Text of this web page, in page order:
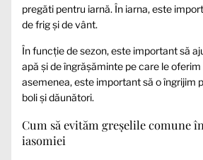
pregăti pentru iarnă. În iarna, este
de frig și de vânt.
În funcție de sezon, este important să
apă și de îngrășăminte pe care le oferim
asemenea, este important să o îngrijim
boli și dăunători.
Cum să evităm greșelile comune
iasomiei